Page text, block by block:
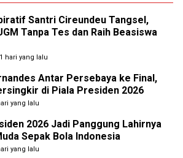
Santri Cireundeu Tangsel,
Tanpa Tes dan Raih Beasiswa
hari yang lalu
Antar Persebaya ke Final,
di Piala Presiden 2026
yang lalu
2026 Jadi Panggung Lahirnya
Sepak Bola Indonesia
yang lalu